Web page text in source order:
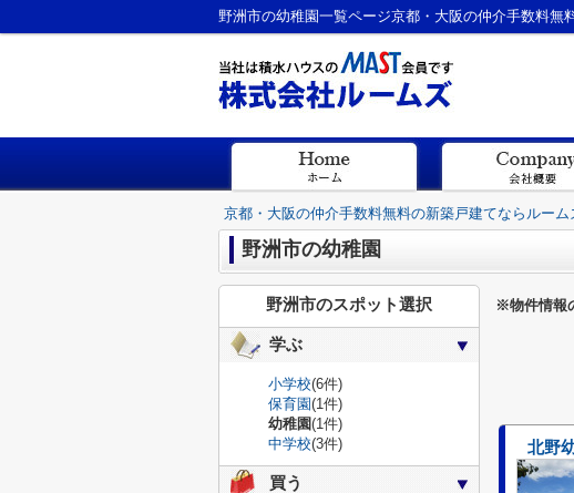
野洲市の幼稚園一覧ページ京都・大阪の仲介手数料無
京都・大阪の仲介手数料無料の新築戸建てならルーム
野洲市の幼稚園
※物件情報
北野
野洲市のスポット選択
学ぶ
小学校(6件)
保育園(1件)
幼稚園(1件)
中学校(3件)
買う